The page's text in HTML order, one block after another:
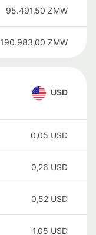
95.491,50 ZMW
190.983,00 ZMW
USD
0,05 USD
0,26 USD
0,52 USD
1,05 USD